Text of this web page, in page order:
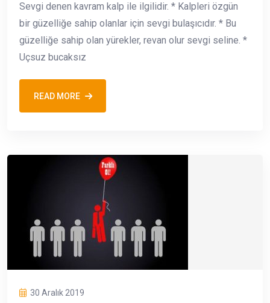
Sevgi denen kavram kalp ile ilgilidir. * Kalpleri özgün
bir güzelliğe sahip olanlar için sevgi bulaşıcıdır. * Bu
güzelliğe sahip olan yürekler, revan olur sevgi seline. *
Uçsuz bucaksız
READ MORE
30 Aralık 2019